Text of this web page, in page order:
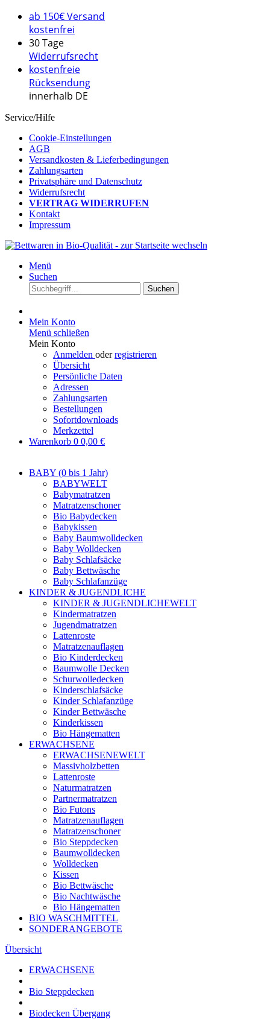
ab 150€ Versand
kostenfrei
30 Tage
Widerrufsrecht
kostenfreie
Rücksendung
innerhalb DE
Service/Hilfe
Cookie-Einstellungen
AGB
Versandkosten & Lieferbedingungen
Zahlungsarten
Privatsphäre und Datenschutz
Widerrufsrecht
VERTRAG WIDERRUFEN
Kontakt
Impressum
Menü
Suchen
Suchen
Mein Konto
Menü schließen
Mein Konto
Anmelden oderregistrieren
Übersicht
Persönliche Daten
Adressen
Zahlungsarten
Bestellungen
Sofortdownloads
Merkzettel
Warenkorb 0 0,00 €
BABY (0 bis 1 Jahr)
BABYWELT
Babymatratzen
Matratzenschoner
Bio Babydecken
Babykissen
Baby Baumwolldecken
Baby Wolldecken
Baby Schlafsäcke
Baby Bettwäsche
Baby Schlafanzüge
KINDER & JUGENDLICHE
KINDER & JUGENDLICHEWELT
Kindermatratzen
Jugendmatratzen
Lattenroste
Matratzenauflagen
Bio Kinderdecken
Baumwolle Decken
Schurwolledecken
Kinderschlafsäcke
Kinder Schlafanzüge
Kinder Bettwäsche
Kinderkissen
Bio Hängematten
ERWACHSENE
ERWACHSENEWELT
Massivholzbetten
Lattenroste
Naturmatratzen
Partnermatratzen
Bio Futons
Matratzenauflagen
Matratzenschoner
Bio Steppdecken
Baumwolldecken
Wolldecken
Kissen
Bio Bettwäsche
Bio Nachtwäsche
Bio Hängematten
BIO WASCHMITTEL
SONDERANGEBOTE
Übersicht
ERWACHSENE
Bio Steppdecken
Biodecken Übergang